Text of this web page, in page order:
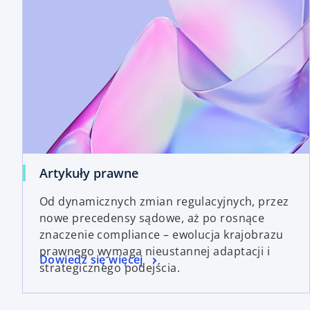
Artykuły prawne
Od dynamicznych zmian regulacyjnych, przez
nowe precedensy sądowe, aż po rosnące
znaczenie compliance – ewolucja krajobrazu
prawnego wymaga nieustannej adaptacji i
strategicznego podejścia.
Dowiedz się więcej